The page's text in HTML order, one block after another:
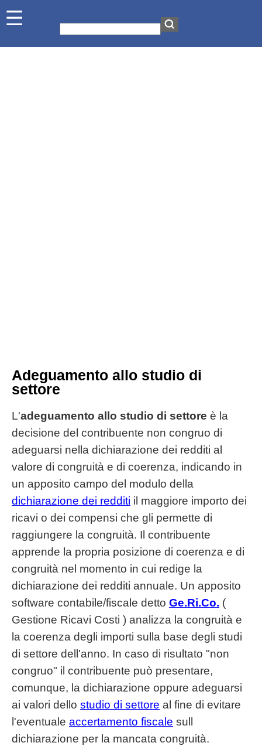
Adeguamento allo studio di
settore
L'adeguamento allo studio di settore è la
decisione del contribuente non congruo di
adeguarsi nella dichiarazione dei redditi al
valore di congruità e di coerenza, indicando in
un apposito campo del modulo della
dichiarazione dei redditi il maggiore importo dei
ricavi o dei compensi che gli permette di
raggiungere la congruità. Il contribuente
apprende la propria posizione di coerenza e di
congruità nel momento in cui redige la
dichiarazione dei redditi annuale. Un apposito
software contabile/fiscale detto Ge.Ri.Co. (
Gestione Ricavi Costi ) analizza la congruità e
la coerenza degli importi sulla base degli studi
di settore dell'anno. In caso di risultato "non
congruo" il contribuente può presentare,
comunque, la dichiarazione oppure adeguarsi
ai valori dello studio di settore al fine di evitare
l'eventuale accertamento fiscale sull
dichiarazione per la mancata congruità.